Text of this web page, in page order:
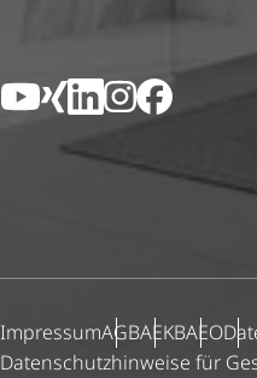
YouTube
XingLinkedIn
Instagram
Facebook
ImpressumAGBAEKBAEO
Daten­schutz­hin­weise für